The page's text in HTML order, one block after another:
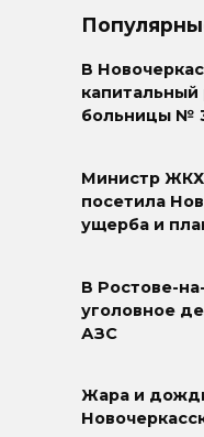
В
больницы №
Министр ЖКХ
посетила
ущерба и
В Ростове-
уголовное
АЗС
Жара и